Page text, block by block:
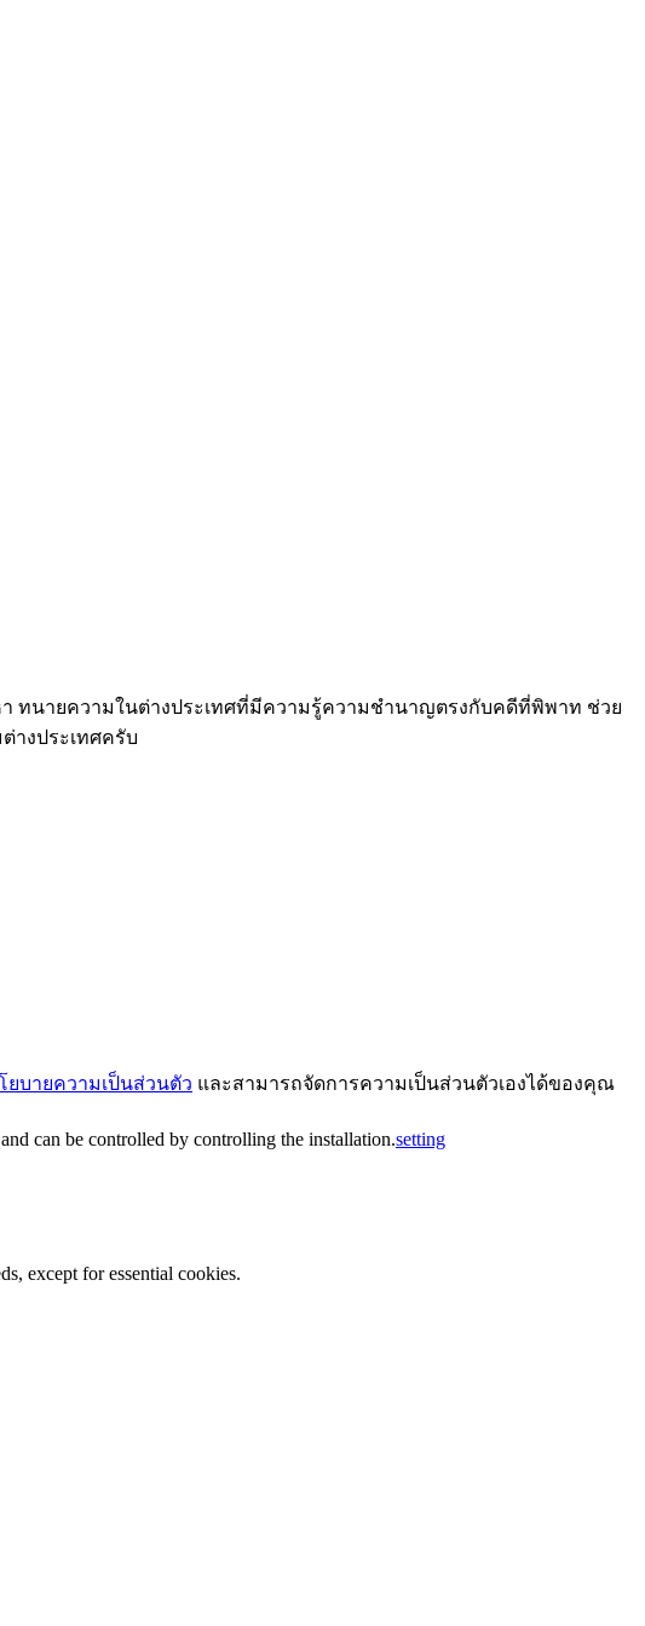
ทนายความในต่างประเทศที่มีความรู้ความชำนาญตรงกับคดีที่พิพาท ช่วย
างประเทศครับ
ยบายความเป็นส่วนตัว และสามารถจัดการความเป็นส่วนตัวเองได้ของคุณ
and can be controlled by controlling the installation.setting
except for essential cookies.